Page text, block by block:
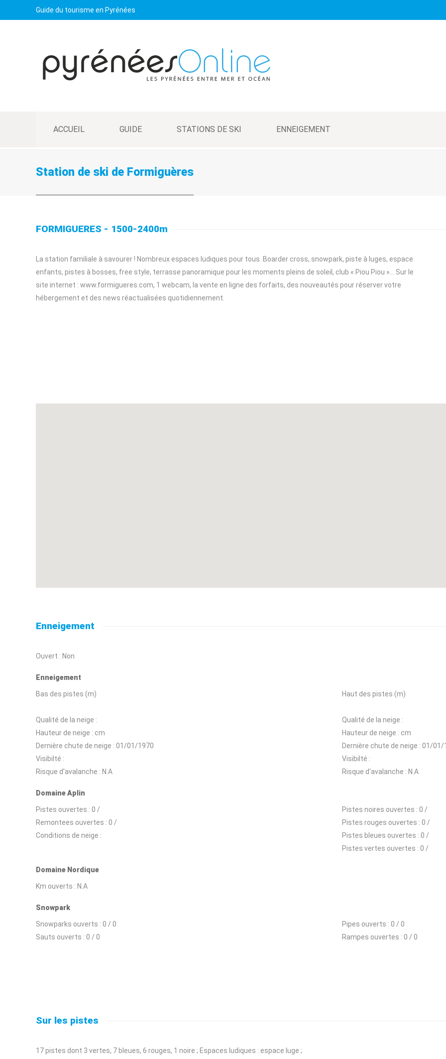
Guide du tourisme en Pyrénées
ACCUEIL GUIDE STATIONS DE SKI ENNEIGEMENT
Station de ski de Formiguères
FORMIGUERES - 1500-2400m
La station familiale à savourer ! Nombreux espaces ludiques pour tous. Boarder cross, snowpark, piste à luges, espace
enfants, pistes à bosses, free style, terrasse panoramique pour les moments pleins de soleil, club « Piou Piou »… Sur le
site internet : www.formigueres.com, 1 webcam, la vente en ligne des forfaits, des nouveautés pour réserver votre
hébergement et des news réactualisées quotidiennement.
Enneigement
Ouvert : Non
Enneigement
Bas des pistes (m)
Qualité de la neige :
Hauteur de neige : cm
Dernière chute de neige : 01/01/1970
Visibilté :
Risque d'avalanche : N.A
Haut des pistes (m)
Qualité de la neige :
Hauteur de neige : cm
Dernière chute de neige : 01/01/
Visibilté :
Risque d'avalanche : N.A
Domaine Aplin
Pistes ouvertes : 0 /
Remontees ouvertes : 0 /
Conditions de neige :
Pistes noires ouvertes : 0 /
Pistes rouges ouvertes : 0 /
Pistes bleues ouvertes : 0 /
Pistes vertes ouvertes : 0 /
Domaine Nordique
Km ouverts : N.A
Snowpark
Snowparks ouverts : 0 / 0
Sauts ouverts : 0 / 0
Pipes ouverts : 0 / 0
Rampes ouvertes : 0 / 0
Sur les pistes
17 pistes dont 3 vertes, 7 bleues, 6 rouges, 1 noire ; Espaces ludiques : espace luge ;